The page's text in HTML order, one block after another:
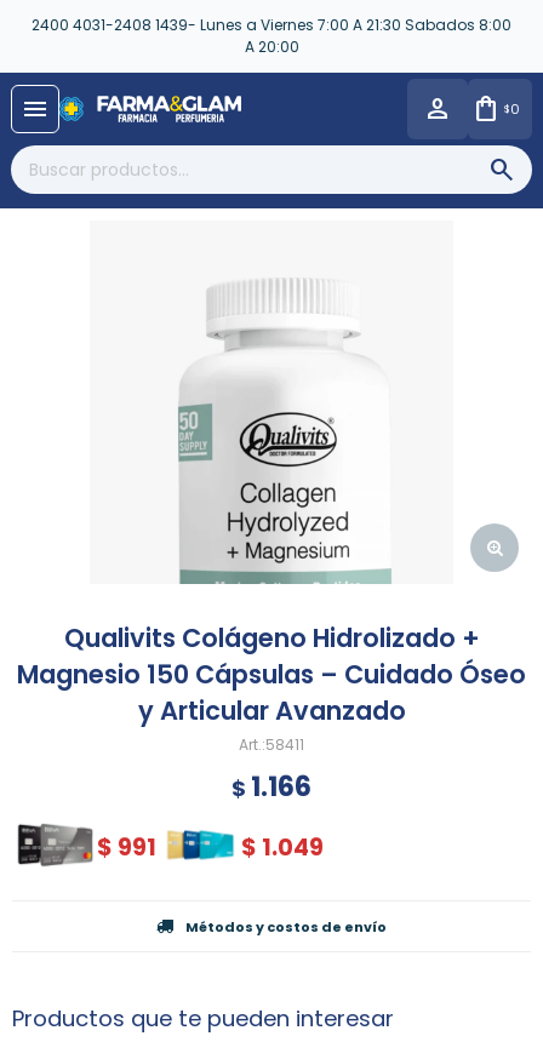
2400 4031-2408 1439- Lunes a Viernes 7:00 A 21:30 Sabados 8:00
A 20:00
menu $0
Qualivits Colágeno Hidrolizado +
Magnesio 150 Cápsulas – Cuidado Óseo
y Articular Avanzado
58411
$ 1.166
$ 991 $ 1.049
Métodos y costos de envío
Productos que te pueden interesar